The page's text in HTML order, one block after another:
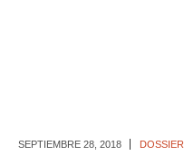
SEPTIEMBRE 28, 2018 DOSSIER